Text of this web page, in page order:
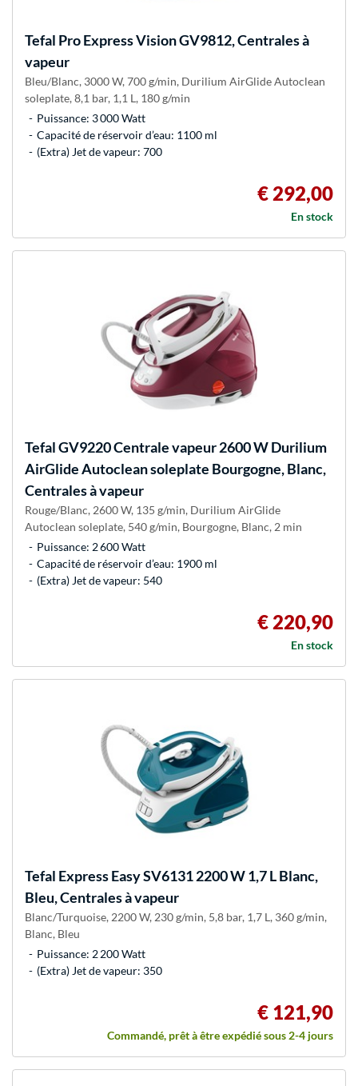
Tefal Pro Express Vision GV9812, Centrales à
vapeur
Bleu/Blanc, 3000 W, 700 g/min, Durilium AirGlide Autoclean
soleplate, 8,1 bar, 1,1 L, 180 g/min
Puissance: 3 000 Watt
Capacité de réservoir d’eau: 1100 ml
(Extra) Jet de vapeur: 700
€ 292,00
En stock
TefalGV9220 Centrale vapeur 2600 W Durilium
AirGlide Autoclean soleplate Bourgogne, Blanc,
Centrales à vapeur
Rouge/Blanc, 2600 W, 135 g/min, Durilium AirGlide
Autoclean soleplate, 540 g/min, Bourgogne, Blanc, 2 min
Puissance: 2 600 Watt
Capacité de réservoir d’eau: 1900 ml
(Extra) Jet de vapeur: 540
€ 220,90
En stock
Tefal Express Easy SV6131 2200 W 1,7 L Blanc,
Bleu, Centrales à vapeur
Blanc/Turquoise, 2200 W, 230 g/min, 5,8 bar, 1,7 L, 360 g/min,
Blanc, Bleu
Puissance: 2 200 Watt
(Extra) Jet de vapeur: 350
€ 121,90
Commandé, prêt à être expédié sous 2-4 jours